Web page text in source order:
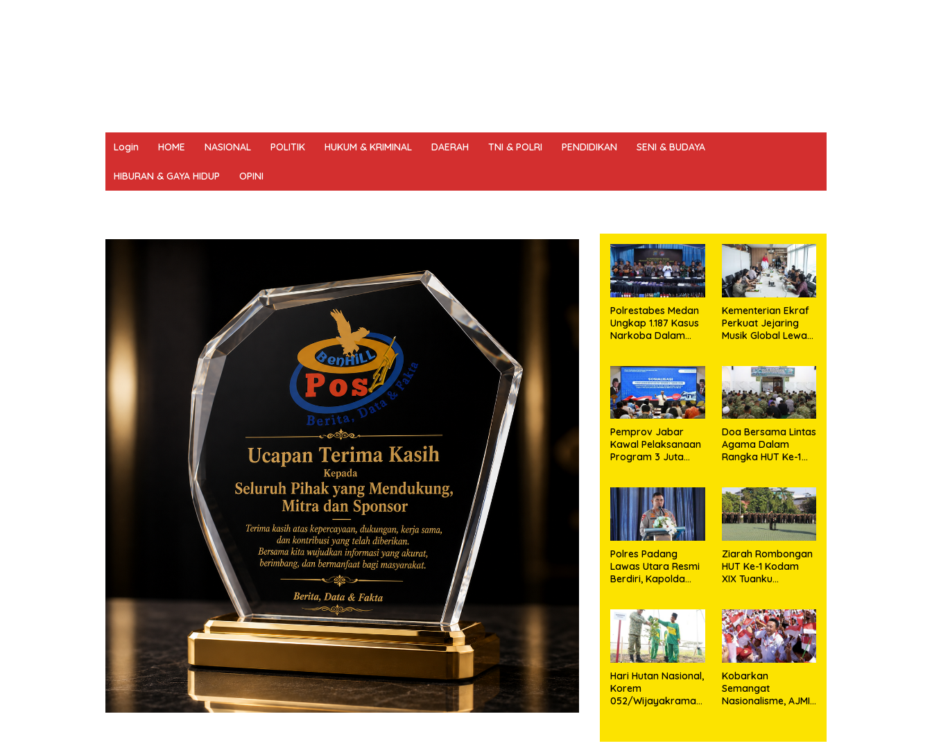
Login HOME NASIONAL POLITIK HUKUM & KRIMINAL DAERAH TNI & POLRI PENDIDIKAN SENI & BUDAYA
HIBURAN & GAYA HIDUP OPINI
Polrestabes Medan
Ungkap 1.187 Kasus
Narkoba Dalam
Kilogram Barang
Bukti
Kementerian Ekraf
Perkuat Jejaring
Musik Global Lewat
Pemprov Jabar
Kawal Pelaksanaan
Program 3 Juta
Rakyat
Doa Bersama Lintas
Agama Dalam
Rangka HUT Ke-1
Polres Padang
Lawas Utara Resmi
Berdiri, Kapolda
dan Penambahan
Personel
Ziarah Rombongan
HUT Ke-1 Kodam
XIX Tuanku
Pahlawan Jadi
Teladan Prajurit
Hari Hutan Nasional,
Korem
052/Wijayakrama
Kobarkan
Semangat
Nasionalisme, AJMI